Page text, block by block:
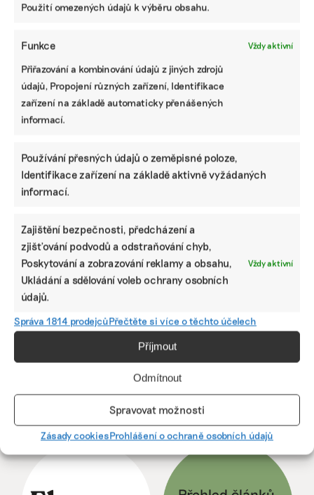
Použití omezených údajů k výběru obsahu.
Funkce Vždy aktivní
Přiřazování a kombinování údajů z jiných zdrojů
údajů, Propojení různých zařízení, Identifikace
zařízení na základě automaticky přenášených
informací.
Používání přesných údajů o zeměpisné poloze,
Identifikace zařízení na základě aktivně vyžádaných
informací.
Zajištění bezpečnosti, předcházení a
zjišťování podvodů a odstraňování chyb,
Poskytování a zobrazování reklamy a obsahu,
Ukládání a sdělování voleb ochrany osobních
údajů.
Vždy aktivní
Správa 1814 prodejcůPřečtěte si více o těchto účelech
Příjmout
Odmítnout
Spravovat možnosti
Zásady cookiesProhlášení o ochraně osobních údajů
EU umožní vládám investovat do zelené
ropy a plynu
Evropská komise dovolí vládám EU přesměrovat část
fiskální flexibility v oblasti obrany na investice do zelené
energie. Vlády mohou letos a v dalších dvou letech využít
v oblasti obrany na investice do čisté energie.
Tomáš Pohanka 04. června 2026 Dekarbonizace
|
elektromobilita, zelené investice
Předchozí 1 ··· 10 11 12
15 16
ODEBÍREJTE NÁŠ NEWSLETTER